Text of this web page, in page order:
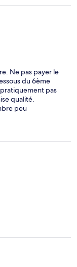
Ne pas payer le
du 6ème
pas
qualité.
peu
et pas de
vous rendre à la
est